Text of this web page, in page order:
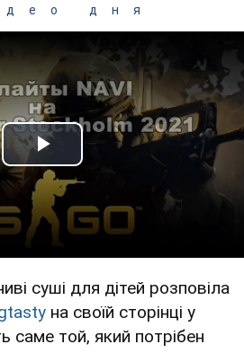
дня
Play Video
суші для дітей розповіла
на своїй сторінці у
саме той, який потрібен